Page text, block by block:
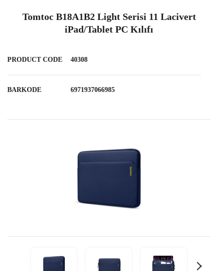
Tomtoc B18A1B2 Light Serisi 11 Lacivert
iPad/Tablet PC Kılıfı
PRODUCT CODE 40308
BARKODE 6971937066985